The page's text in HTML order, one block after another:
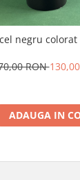
negru colorat
RON
ADAUGA IN